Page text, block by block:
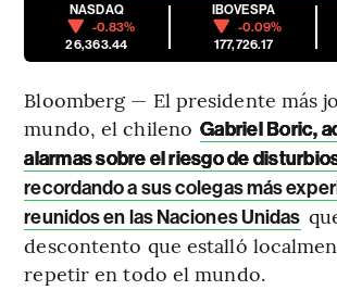
NASDAQ
-0.83%
26,363.44
IBOVESPA
-0.09%
177,726.17
Bloomberg — El presidente más
mundo, el chileno Gabriel Boric,
alarmas sobre el riesgo de
recordando a sus colegas más
reunidos en las Naciones Unidas
descontento que estalló
repetir en todo el mundo.